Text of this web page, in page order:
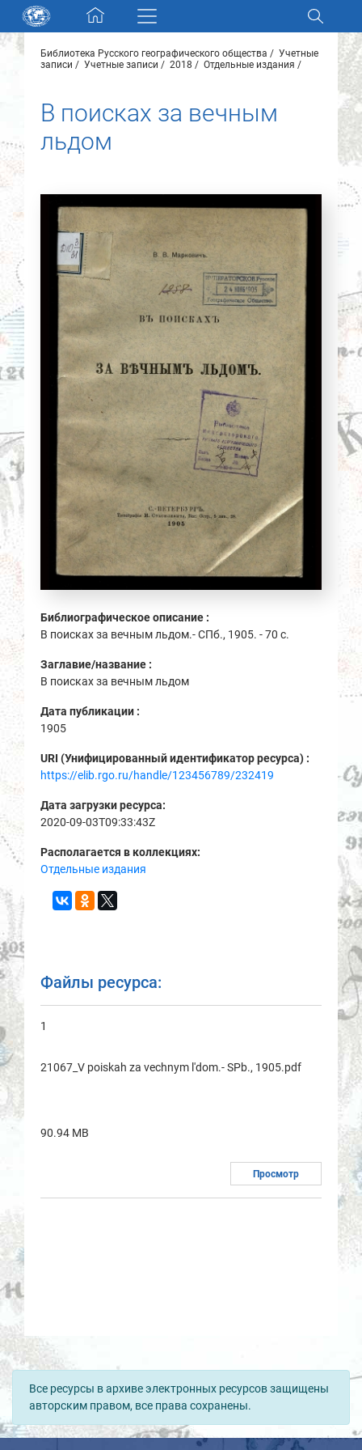
Skip navigation
Разделы и коллекции
Электронный каталог
Новости
О нас
Контакты
Партнеры
Найти
Библиотека Русского географического общества
Учетные
записи
Учетные записи 2018 Отдельные издания
В поисках за вечным
льдом
Библиографическое описание :
В поисках за вечным льдом.- СПб., 1905. - 70 с.
Заглавие/название :
В поисках за вечным льдом
Дата публикации :
1905
URI (Унифицированный идентификатор ресурса) :
https://elib.rgo.ru/handle/123456789/232419
Дата загрузки ресурса:
2020-09-03T09:33:43Z
Располагается в коллекциях:
Отдельные издания
Файлы ресурса:
1
21067_V poiskah za vechnym l'dom.- SPb., 1905.pdf
90.94 MB
Просмотр
Все ресурсы в архиве электронных ресурсов защищены
авторским правом, все права сохранены.